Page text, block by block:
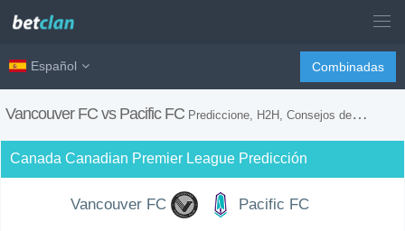
Español Combinadas
Vancouver FC vs Pacific FC Prediccione, H2H, Consejos de Apuestas y Previsión del Partido
Canada Canadian Premier League Predicción
Vancouver FC Pacific FC